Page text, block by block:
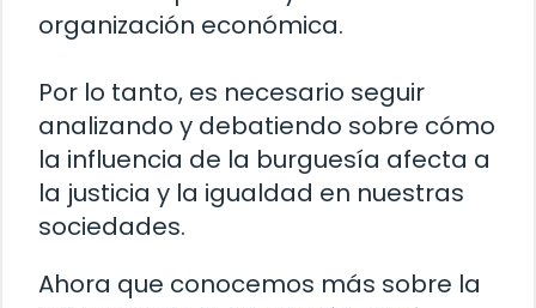
organización económica.
Por lo tanto, es necesario seguir
analizando y debatiendo sobre cómo
la influencia de la burguesía afecta a
la justicia y la igualdad en nuestras
sociedades.
Ahora que conocemos más sobre la